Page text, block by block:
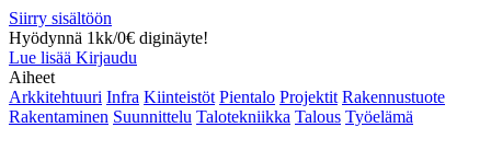
Siirry sisältöön
Hyödynnä 1kk/0€ diginäyte!
Lue lisää Kirjaudu
Aiheet
Arkkitehtuuri Infra Kiinteistöt Pientalo Projektit Rakennustuote
Rakentaminen Suunnittelu Talotekniikka Talous Työelämä